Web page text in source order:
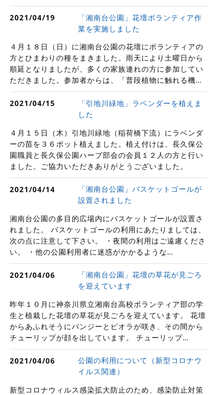
2021/04/19
「湘南台公園」花壇ボランティア作
業を実施しました
４月１８日（日）に湘南台公園の花壇にボランティアの
方とひまわりの種をまきました。雨天により土曜日から
順延となりましたが、多くの家族連れの方に参加してい
ただきました。参加者からは、「普段植物に触れる機…
2021/04/15
「引地川緑地」ラベンダーを植えま
した
４月１５日（木）引地川緑地（稲荷橋下流）にラベンダ
ーの苗を３６ポット植えました。植え付けは、長久保公
園職員と長久保公園ハーブ部会の会員１２人の方と行い
ました。ご協力いただきありがとうございました。
2021/04/14
「湘南台公園」バスケットゴールが
設置されました
湘南台公園の多目的広場内にバスケットゴールが設置さ
れました。 バスケットゴールの利用にあたりましては、
次の点に注意して下さい。 ・夜間の利用はご遠慮くださ
い。 ・他の公園利用者に迷惑がかかるような…
2021/04/06
「湘南台公園」花壇の草花が見ごろ
を迎えています
昨年１０月に神奈川県立湘南台高校ボランティア部の学
生と植栽した花壇の草花が見ごろを迎えています。 花壇
からあふれそうにパンジーとビオラが咲き、その間から
チューリップが顔を出しています。 チューリップ…
2021/04/06
公園の利用について（新型コロナウ
イルス関連）
新型コロナウィルス感染拡大防止のため、感染防止対策